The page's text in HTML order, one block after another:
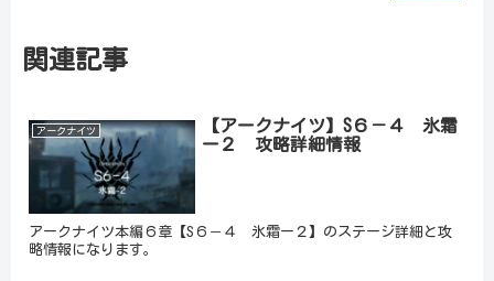
関連記事
アークナイツ
【アークナイツ】S６－４ 氷霜
ー２ 攻略詳細情報
アークナイツ本編６章【S６－４ 氷霜ー２】のステージ詳細と攻
略情報になります。